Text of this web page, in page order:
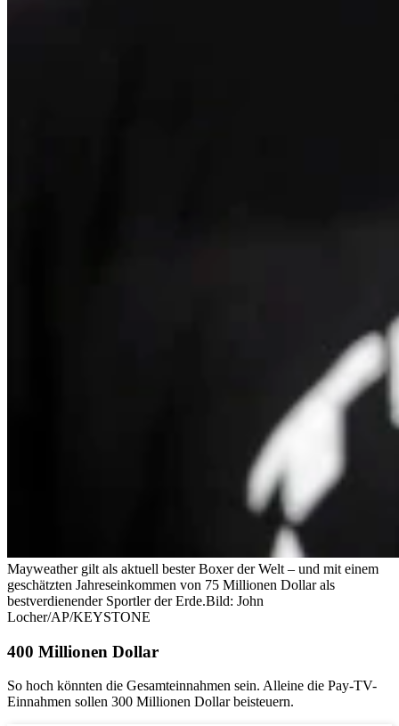
Mayweather gilt als aktuell bester Boxer der Welt – und mit einem
geschätzten Jahreseinkommen von 75 Millionen Dollar als
bestverdienender Sportler der Erde.Bild: John
Locher/AP/KEYSTONE
400 Millionen Dollar
So hoch könnten die Gesamteinnahmen sein. Alleine die Pay-TV-
Einnahmen sollen 300 Millionen Dollar beisteuern.